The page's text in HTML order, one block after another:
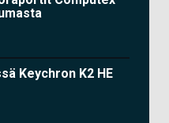
Keychron K2 HE